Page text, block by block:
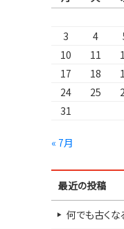
3
4
10
11
17
18
24
25
31
« 7月
最近の投稿
何でも古くな